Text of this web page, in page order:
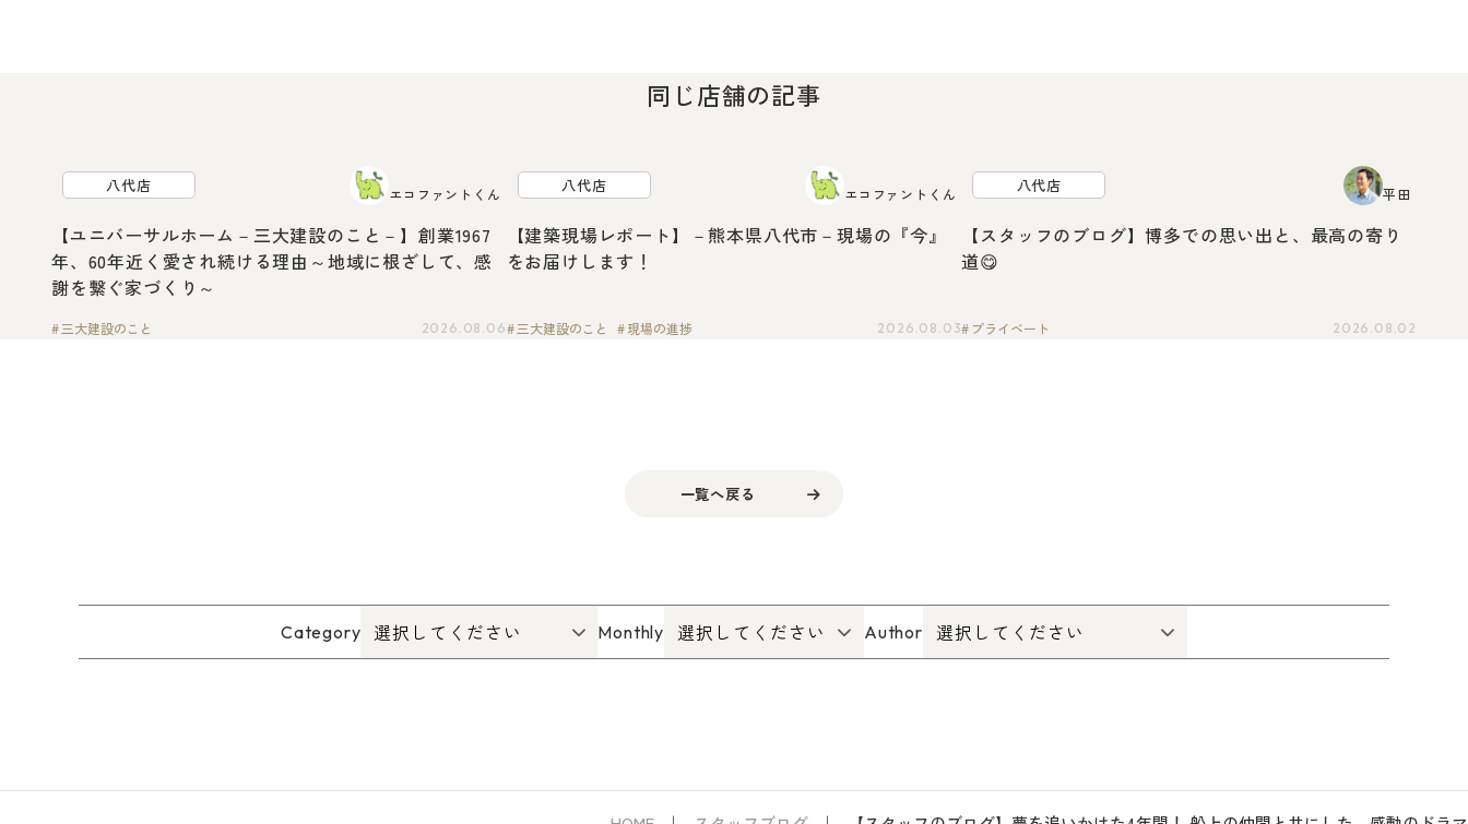
同じ店舗の記事
八代店 エコファントくん
【ユニバーサルホーム－三大建設のこと－】創業1967
年、60年近く愛され続ける理由～地域に根ざして、感
謝を繋ぐ家づくり～
三大建設のこと 2026.08.06
八代店 エコファントくん
【建築現場レポート】－熊本県八代市－現場の『今』
をお届けします！
三大建設のこと 現場の進捗 2026.08.03
八代店 平田
【スタッフのブログ】博多での思い出と、最高の寄り
道😋
プライベート 2026.08.02
一覧へ戻る
Category Monthly Author